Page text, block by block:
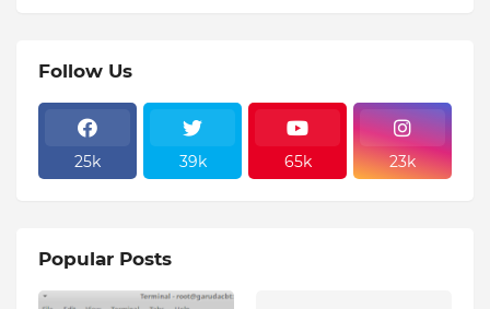
Follow Us
25k 39k 65k 23k
Popular Posts